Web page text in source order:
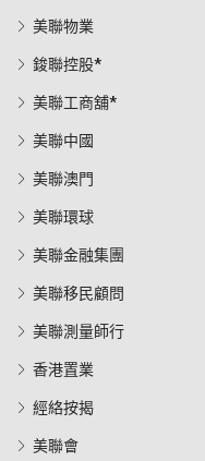
美聯物業
鋑聯控股*
美聯工商舖*
美聯中國
美聯澳門
美聯環球
美聯金融集團
美聯移民顧問
美聯測量師行
香港置業
經絡按揭
美聯會